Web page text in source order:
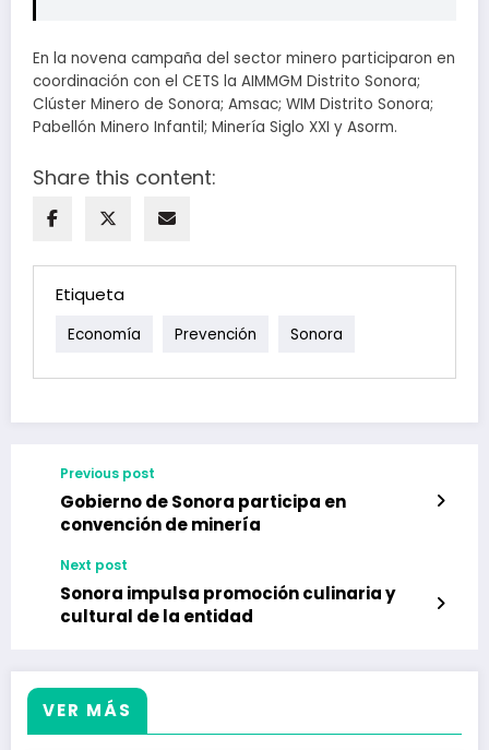
En la novena campaña del sector minero participaron en
coordinación con el CETS la AIMMGM Distrito Sonora;
Clúster Minero de Sonora; Amsac; WIM Distrito Sonora;
Pabellón Minero Infantil; Minería Siglo XXI y Asorm.
Share this content:
Etiqueta
Economía Prevención Sonora
Previous post
Gobierno de Sonora participa en
convención de minería
Next post
Sonora impulsa promoción culinaria y
cultural de la entidad
VER MÁS